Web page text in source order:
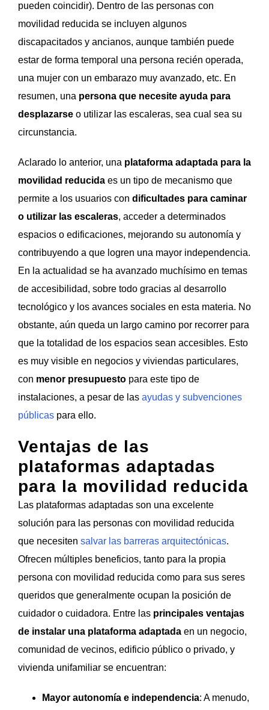
pueden coincidir). Dentro de las personas con
movilidad reducida se incluyen algunos
discapacitados y ancianos, aunque también puede
estar de forma temporal una persona recién operada,
una mujer con un embarazo muy avanzado, etc. En
resumen, una persona que necesite ayuda para
desplazarse o utilizar las escaleras, sea cual sea su
circunstancia.
Aclarado lo anterior, una plataforma adaptada para la
movilidad reducida es un tipo de mecanismo que
permite a los usuarios con dificultades para caminar
o utilizar las escaleras, acceder a determinados
espacios o edificaciones, mejorando su autonomía y
contribuyendo a que logren una mayor independencia.
En la actualidad se ha avanzado muchísimo en temas
de accesibilidad, sobre todo gracias al desarrollo
tecnológico y los avances sociales en esta materia. No
obstante, aún queda un largo camino por recorrer para
que la totalidad de los espacios sean accesibles. Esto
es muy visible en negocios y viviendas particulares,
con menor presupuesto para este tipo de
instalaciones, a pesar de las ayudas y subvenciones
públicas para ello.
Ventajas de las
plataformas adaptadas
para la movilidad reducida
Las plataformas adaptadas son una excelente
solución para las personas con movilidad reducida
que necesiten salvar las barreras arquitectónicas.
Ofrecen múltiples beneficios, tanto para la propia
persona con movilidad reducida como para sus seres
queridos que generalmente ocupan la posición de
cuidador o cuidadora. Entre las principales ventajas
de instalar una plataforma adaptada en un negocio,
comunidad de vecinos, edificio público o privado, y
vivienda unifamiliar se encuentran:
Mayor autonomía e independencia: A menudo,